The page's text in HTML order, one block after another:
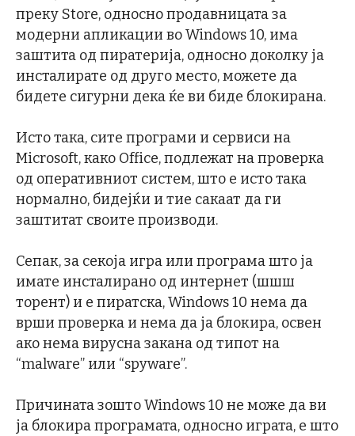
преку Store, односно продавницата за
модерни апликации во Windows 10, има
заштита од пиратерија, односно доколку ја
инсталирате од друго место, можете да
бидете сигурни дека ќе ви биде блокирана.
Исто така, сите програми и сервиси на
Microsoft, како Office, подлежат на проверка
од оперативниот систем, што е исто така
нормално, бидејќи и тие сакаат да ги
заштитат своите производи.
Сепак, за секоја игра или програма што ја
имате инсталирано од интернет (шшш
торент) и е пиратска, Windows 10 нема да
врши проверка и нема да ја блокира, освен
ако нема вирусна закана од типот на
“malware” или “spyware”.
Причината зошто Windows 10 не може да ви
ја блокира програмата, односно играта, е што